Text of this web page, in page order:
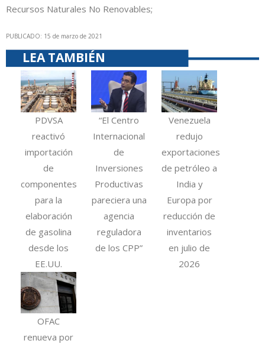
Recursos Naturales No Renovables;
PUBLICADO: 15 de marzo de 2021
LEA TAMBIÉN
PDVSA
reactivó
importación
de
componentes
para la
elaboración
de gasolina
desde los
EE.UU.
“El Centro
Internacional
de
Inversiones
Productivas
pareciera una
agencia
reguladora
de los CPP”
Venezuela
redujo
exportaciones
de petróleo a
India y
Europa por
reducción de
inventarios
en julio de
2026
OFAC
renueva por